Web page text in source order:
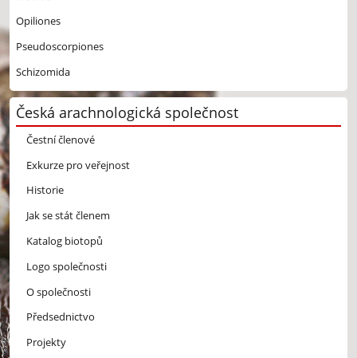
Opiliones
Pseudoscorpiones
Schizomida
Česká arachnologická společnost
Čestní členové
Exkurze pro veřejnost
Historie
Jak se stát členem
Katalog biotopů
Logo společnosti
O společnosti
Předsednictvo
Projekty